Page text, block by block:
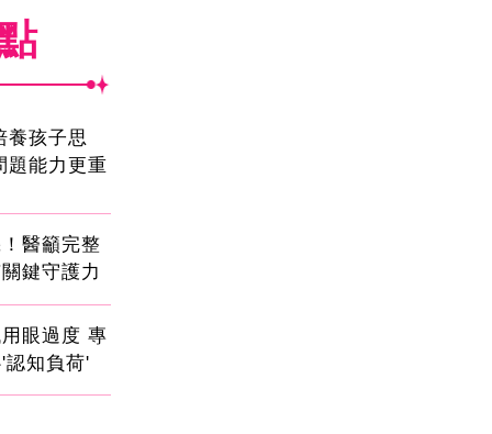
養孩子思
題能力更重
醫籲完整
鍵守護力
眼過度 專
認知負荷'